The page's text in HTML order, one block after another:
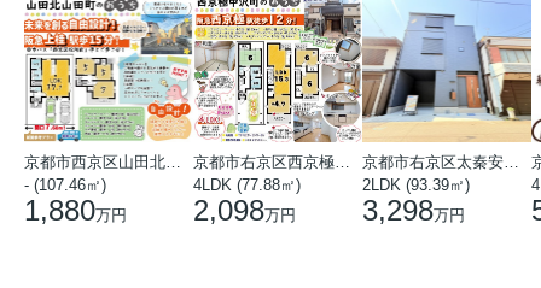
- (107.46㎡)
1,880万円
4LDK (77.88㎡)
2,098万円
2LDK (93.39㎡)
3,298万円